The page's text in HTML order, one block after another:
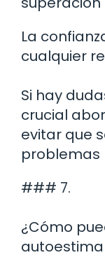
La
cualquier
Si hay
crucial
evitar que
problemas
### 7.
¿Cómo